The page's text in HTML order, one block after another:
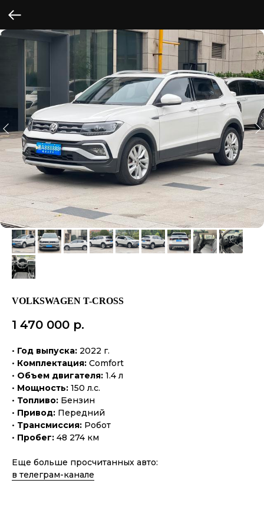
VOLKSWAGEN T-CROSS
1 470 000 р.
• Год выпуска: 2022 г.
• Комплектация: Comfort
• Объем двигателя: 1.4 л
• Мощность: 150 л.с.
• Топливо: Бензин
• Привод: Передний
• Трансмиссия: Робот
• Пробег: 48 274 км
Еще больше просчитанных авто:
в телеграм-канале